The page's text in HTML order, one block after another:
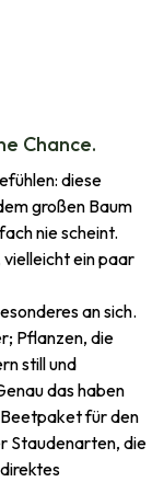
Chance.
diese
großen Baum
nie scheint.
ein paar
an sich.
Pflanzen, die
still und
das haben
für den
Staudenarten, die